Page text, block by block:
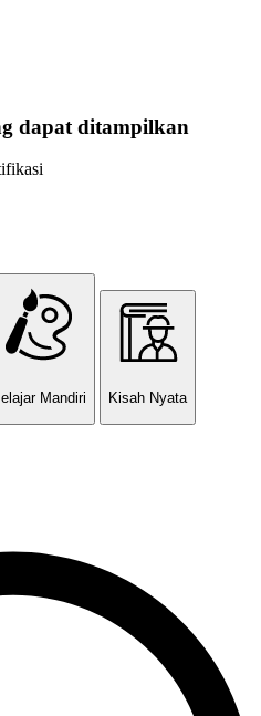
dapat ditampilkan
Mandiri Kisah Nyata